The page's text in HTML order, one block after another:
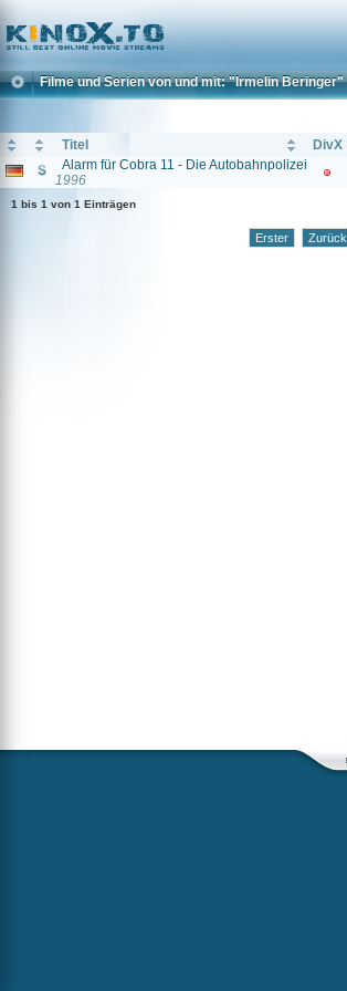
Home
Filme und Serien von und mit: "Irmelin Beringer"
Titel DivX
Alarm für Cobra 11 - Die Autobahnpolizei
1996
1 bis 1 von 1 Einträgen
Erster Zurück